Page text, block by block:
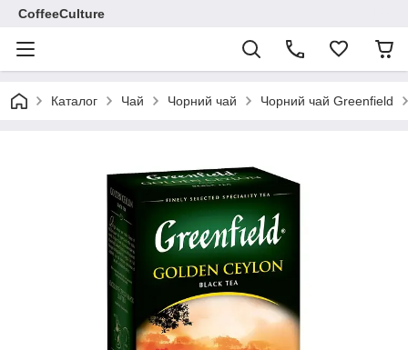
CoffeeCulture
Каталог Чай Чорний чай Чорний чай Greenfield